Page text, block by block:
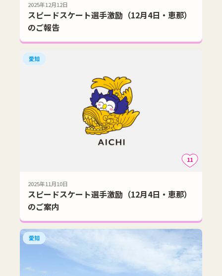
2025年12月12日
スピードスケート選手激励（12月4日・恵那）
のご報告
愛知
11
2025年11月10日
スピードスケート選手激励（12月4日・恵那）
のご案内
愛知